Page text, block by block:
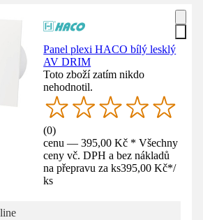
Panel plexi HACO bílý lesklý
AV DRIM
Toto zboží zatím nikdo
nehodnotil.
(0)
cenu — 395,00 Kč * Všechny
ceny vč. DPH a bez nákladů
na přepravu za ks395,00 Kč*/
ks